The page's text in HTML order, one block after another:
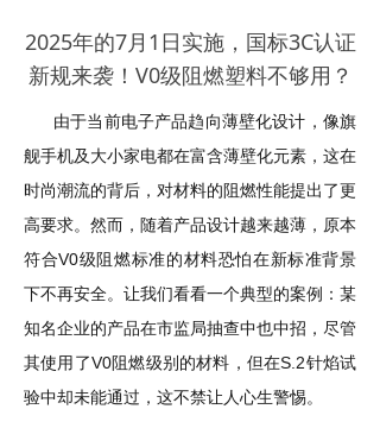
2025年的7月1日实施，国标3C认证
新规来袭！V0级阻燃塑料不够用？
由于当前电子产品趋向薄壁化设计，像旗
舰手机及大小家电都在富含薄壁化元素，这在
时尚潮流的背后，对材料的阻燃性能提出了更
高要求。然而，随着产品设计越来越薄，原本
符合V0级阻燃标准的材料恐怕在新标准背景
下不再安全。让我们看看一个典型的案例：某
知名企业的产品在市监局抽查中也中招，尽管
其使用了V0阻燃级别的材料，但在S.2针焰试
验中却未能通过，这不禁让人心生警惕。